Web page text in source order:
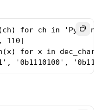
for ch in
110]
for x in
'0b1110100',